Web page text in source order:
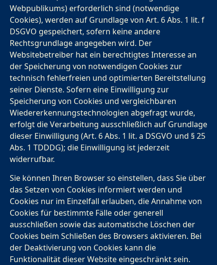
Webpublikums) erforderlich sind (notwendige
Cookies), werden auf Grundlage von Art. 6 Abs. 1 lit. f
DSGVO gespeichert, sofern keine andere
Rechtsgrundlage angegeben wird. Der
Websitebetreiber hat ein berechtigtes Interesse an
der Speicherung von notwendigen Cookies zur
technisch fehlerfreien und optimierten Bereitstellung
seiner Dienste. Sofern eine Einwilligung zur
Speicherung von Cookies und vergleichbaren
Wiedererkennungstechnologien abgefragt wurde,
erfolgt die Verarbeitung ausschließlich auf Grundlage
dieser Einwilligung (Art. 6 Abs. 1 lit. a DSGVO und § 25
Abs. 1 TDDDG); die Einwilligung ist jederzeit
widerrufbar.
Sie können Ihren Browser so einstellen, dass Sie über
das Setzen von Cookies informiert werden und
Cookies nur im Einzelfall erlauben, die Annahme von
Cookies für bestimmte Fälle oder generell
ausschließen sowie das automatische Löschen der
Cookies beim Schließen des Browsers aktivieren. Bei
der Deaktivierung von Cookies kann die
Funktionalität dieser Website eingeschränkt sein.